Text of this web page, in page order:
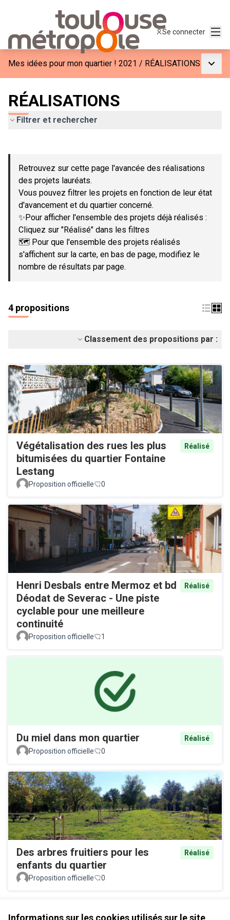
Informations sur les cookies utilisés sur le site
Se connecter
Mes idées pour mon quartier ! 2021 / RÉALISATIONS
RÉALISATIONS
Filtrer et rechercher
−
Retrouvez sur cette page l'avancée des réalisations
des projets lauréats.
Vous pouvez filtrer les projets en fonction de leur état
d'avancement et du quartier concerné.
✨Pour afficher l'ensemble des projets déjà réalisés :
Cliquez sur "Réalisé" dans les filtres
🗺️ Pour que l'ensemble des projets réalisés
s'affichent sur la carte, en bas de page, modifiez le
nombre de résultats par page.
4 propositions
Classement des propositions par :
Végétalisation des rues les plus
bitumisées du quartier Fontaine
Lestang
Réalisé
Proposition officielle 0
Henri Desbals entre Mermoz et bd
Déodat de Severac - Une piste
cyclable pour une meilleure
continuité
Réalisé
Proposition officielle 1
Du miel dans mon quartier
Réalisé
Proposition officielle
0
Des arbres fruitiers pour les
enfants du quartier
Réalisé
Proposition officielle 0